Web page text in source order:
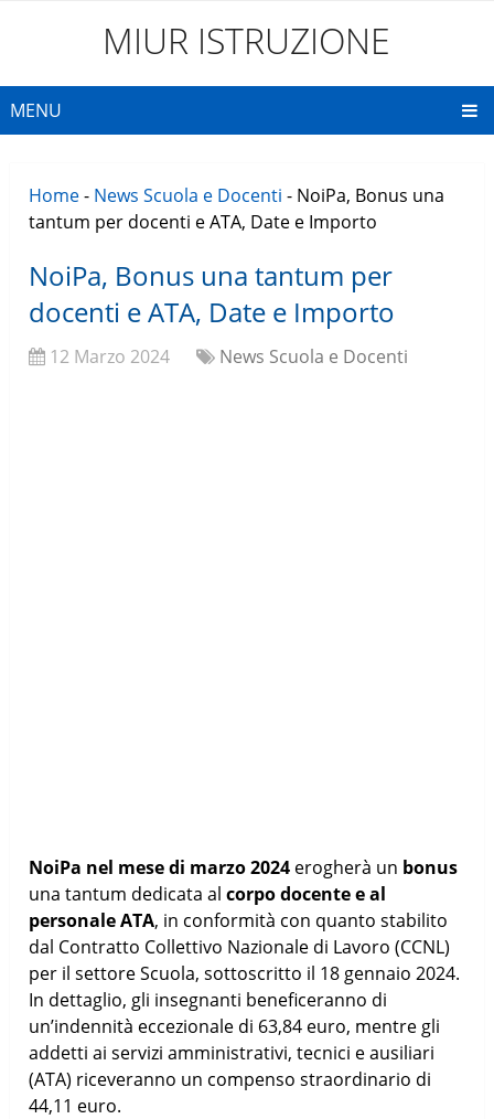
MIUR ISTRUZIONE
MENU
Home- News Scuola e Docenti - NoiPa, Bonus una
tantum per docenti e ATA, Date e Importo
NoiPa, Bonus una tantum per
docenti e ATA, Date e Importo
12 Marzo 2024 News Scuola e Docenti
NoiPa nel mese di marzo 2024 erogherà un bonus
una tantum dedicata al corpo docente e al
personale ATA, in conformità con quanto stabilito
dal Contratto Collettivo Nazionale di Lavoro (CCNL)
per il settore Scuola, sottoscritto il 18 gennaio 2024.
In dettaglio, gli insegnanti beneficeranno di
un’indennità eccezionale di 63,84 euro, mentre gli
addetti ai servizi amministrativi, tecnici e ausiliari
(ATA) riceveranno un compenso straordinario di
44,11 euro.